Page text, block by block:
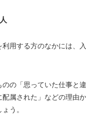
用する方のなかには、
の「思っていた仕事と
配属された」などの理由
う。